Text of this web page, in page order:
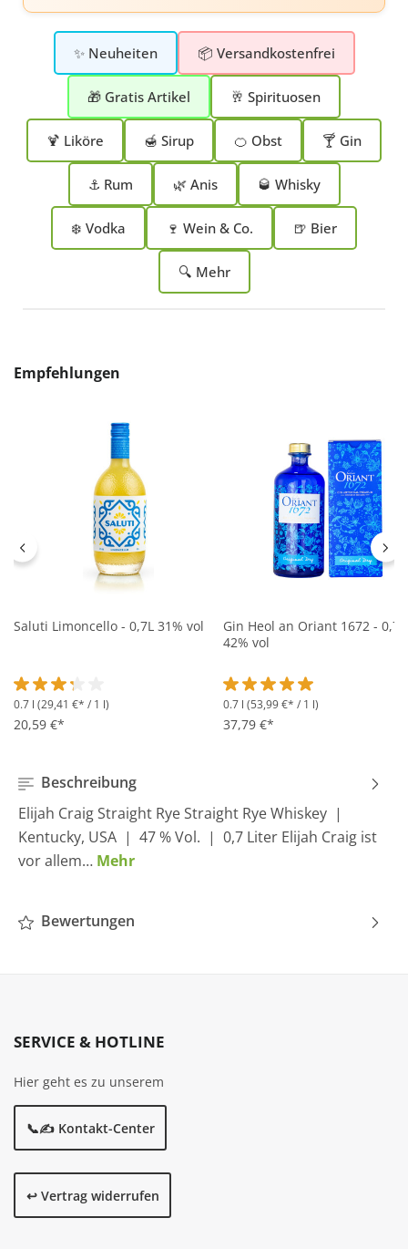
✨ Neuheiten 📦 Versandkostenfrei
🎁 Gratis Artikel 🥂 Spirituosen
🍹 Liköre 🍯 Sirup 🍊 Obst 🍸 Gin
⚓ Rum 🌿 Anis 🥃 Whisky
❄️ Vodka 🍷 Wein & Co. 🍺 Bier
🔍 Mehr
Produktgalerie überspringen
Empfehlungen
Saluti Limoncello - 0,7L 31% vol
Durchschnittliche Bewertung von 3.2 von 5 Sternen
0.7 l (29,41 €* / 1 l)
20,59 €*
Gin Heol an Oriant 1672 - 0,7L
42% vol
Durchschnittliche
0.7 l (53,99 €* / 1 l)
37,79 €*
Beschreibung
Elijah Craig Straight Rye Straight Rye Whiskey |
Kentucky, USA | 47 % Vol. | 0,7 Liter Elijah Craig ist
vor allem… Mehr
Bewertungen
SERVICE & HOTLINE
Hier geht es zu unserem
📞✍️ Kontakt-Center
↩️ Vertrag widerrufen